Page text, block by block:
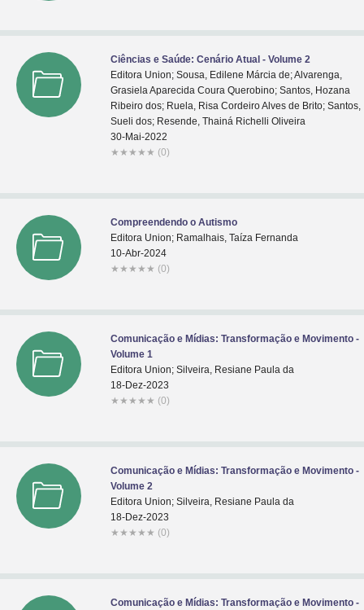
Ciências e Saúde: Cenário Atual - Volume 2
Editora Union; Sousa, Edilene Márcia de; Alvarenga,
Grasiela Aparecida Coura Querobino; Santos, Hozana
Ribeiro dos; Ruela, Risa Cordeiro Alves de Brito; Santos,
Sueli dos; Resende, Thainá Richelli Oliveira
30-Mai-2022
★ ★ ★ ★ ★ (0)
Compreendendo o Autismo
Editora Union; Ramalhais, Taíza Fernanda
10-Abr-2024
★ ★ ★ ★ ★ (0)
Comunicação e Mídias: Transformação e Movimento -
Volume 1
Editora Union; Silveira, Resiane Paula da
18-Dez-2023
★ ★ ★ ★ ★ (0)
Comunicação e Mídias: Transformação e Movimento -
Volume 2
Editora Union; Silveira, Resiane Paula da
18-Dez-2023
★ ★ ★ ★ ★ (0)
Comunicação e Mídias: Transformação e Movimento -